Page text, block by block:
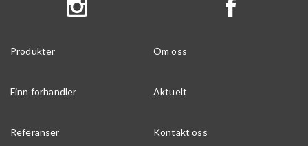
Produkter Om oss
Finn forhandler Aktuelt
Referanser Kontakt oss